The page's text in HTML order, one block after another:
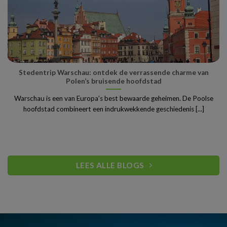
Stedentrip Warschau: ontdek de verrassende charme van
Polen’s bruisende hoofdstad
Warschau is een van Europa’s best bewaarde geheimen. De Poolse
hoofdstad combineert een indrukwekkende geschiedenis [...]
LEES ALLE BLOGS